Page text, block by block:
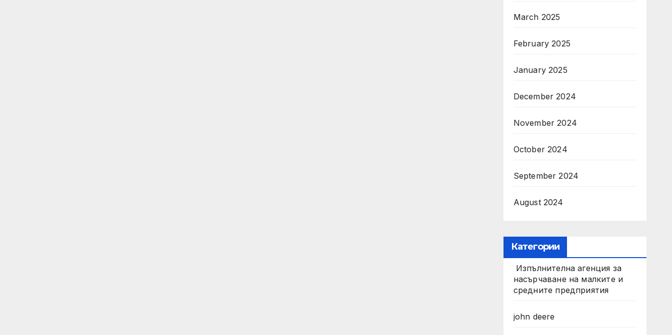
March 2025
February 2025
January 2025
December 2024
November 2024
October 2024
September 2024
August 2024
Категории
Изпълнителна агенция за
насърчаване на малките и
средните предприятия
john deere